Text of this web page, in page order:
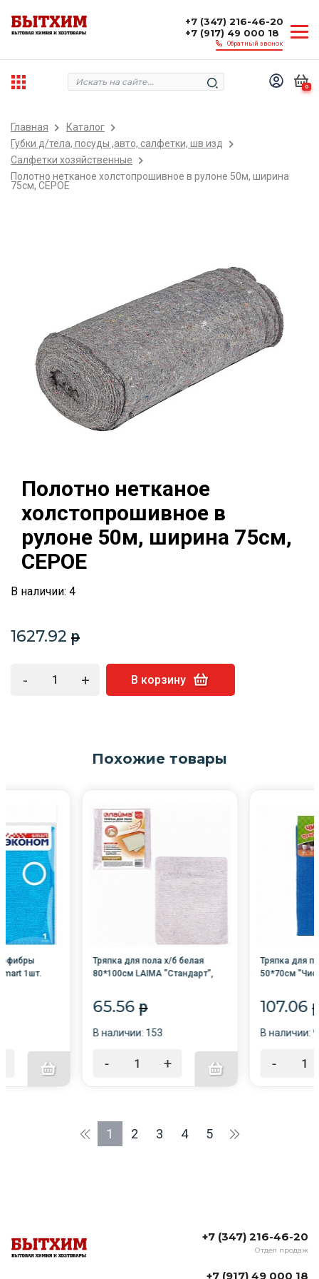
+7 (347) 216-46-20
+7 (917) 49 000 18
Обратный звонок
0
Главная
Каталог
Губки д/тела, посуды ,авто, салфетки, шв изд
Салфетки хозяйственные
Полотно нетканое холстопрошивное в рулоне 50м, ширина
75см, СЕРОЕ
Полотно нетканое
холстопрошивное в
рулоне 50м, ширина 75см,
СЕРОЕ
В наличии: 4
1627.92 p
- + В корзину
Похожие товары
1шт.
Тряпка для пола х/б белая
80*100см LAIMA "Стандарт",
65.56 p
В наличии: 153
- +
Тряпка для
50*70см
107.06
В наличии:
-
1 2 3 4 5
+7 (347) 216-46-20
Отдел продаж
+7 (917) 49 000 18